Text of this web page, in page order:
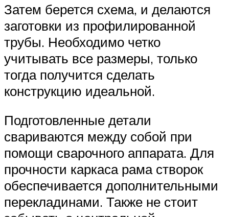
Затем берется схема, и делаются
заготовки из профилированной
трубы. Необходимо четко
учитывать все размеры, только
тогда получится сделать
конструкцию идеальной.
Подготовленные детали
свариваются между собой при
помощи сварочного аппарата. Для
прочности каркаса рама створок
обеспечивается дополнительными
перекладинами. Также не стоит